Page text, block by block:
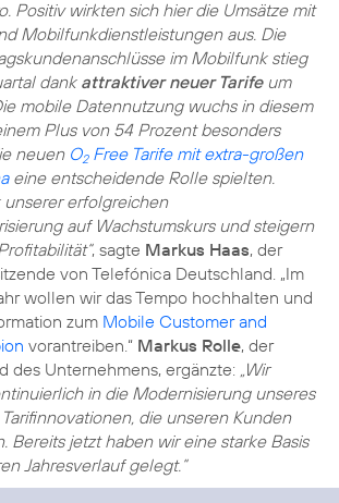
Positiv wirkten sich hier die Umsätze mit
Mobilfunkdienstleistungen aus. Die
im Mobilfunk stieg
dank attraktiver neuer Tarifeum
mobile Datennutzung wuchs in diesem
Plus von 54 Prozent besonders
neuen O2Free Tarife mit extra-großen
eine entscheidende Rolle spielten.
unserer erfolgreichen
auf Wachstumskurs und steigern
, sagte Markus Haas, der
von Telefónica Deutschland. „Im
wollen wir das Tempo hochhalten und
zum Mobile Customer and
vorantreiben.“ Markus Rolle, der
des Unternehmens, ergänzte: „Wir
in die Modernisierung unseres
die unseren Kunden
Bereits jetzt haben wir eine starke Basis
Jahresverlauf gelegt.“